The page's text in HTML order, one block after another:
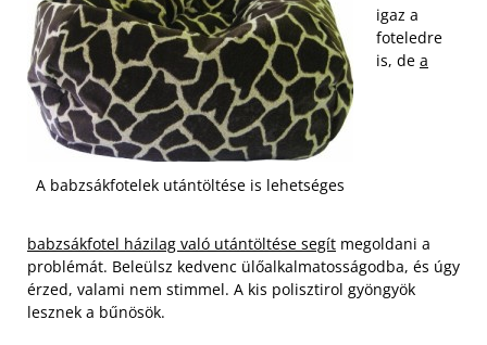
A babzsákfotelek utántöltése is lehetséges
igaz a
foteledre
is, de a
babzsákfotel házilag való utántöltése segít megoldani a
problémát. Beleülsz kedvenc ülőalkalmatosságodba, és úgy
érzed, valami nem stimmel. A kis polisztirol gyöngyök
lesznek a bűnösök.